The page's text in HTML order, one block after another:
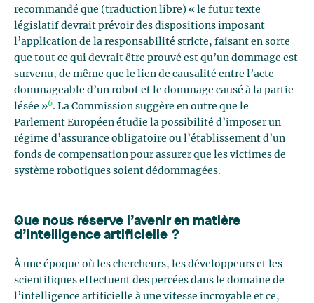
recommandé que (traduction libre) « le futur texte
législatif devrait prévoir des dispositions imposant
l’application de la responsabilité stricte, faisant en sorte
que tout ce qui devrait être prouvé est qu’un dommage est
survenu, de même que le lien de causalité entre l’acte
dommageable d’un robot et le dommage causé à la partie
lésée »6. La Commission suggère en outre que le
Parlement Européen étudie la possibilité d’imposer un
régime d’assurance obligatoire ou l’établissement d’un
fonds de compensation pour assurer que les victimes de
système robotiques soient dédommagées.
Que nous réserve l’avenir en matière
d’intelligence artificielle ?
À une époque où les chercheurs, les développeurs et les
scientifiques effectuent des percées dans le domaine de
l’intelligence artificielle à une vitesse incroyable et ce,